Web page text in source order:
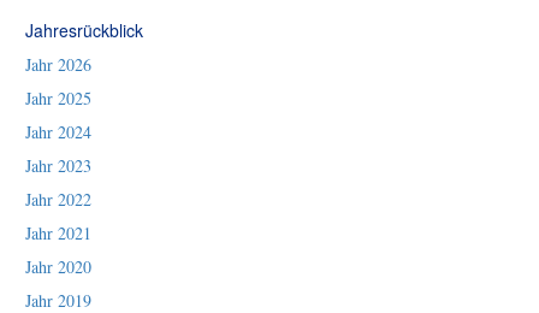
Jahresrückblick
Jahr 2026
Jahr 2025
Jahr 2024
Jahr 2023
Jahr 2022
Jahr 2021
Jahr 2020
Jahr 2019